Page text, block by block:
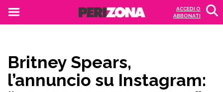
ACCEDI O
ABBONATI
Britney Spears,
l’annuncio su Instagram: